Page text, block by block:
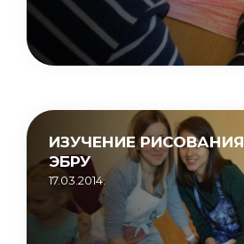
ИЗУЧЕНИЕ РИСОВАНИЯ
ЭБРУ
17.03.2014.